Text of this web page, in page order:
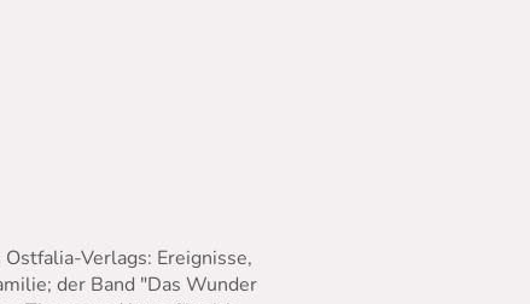
Verlags: Ereignisse,
der Band "Das Wunder